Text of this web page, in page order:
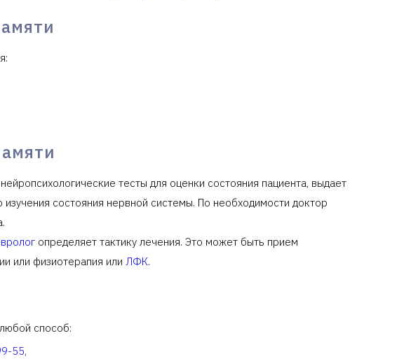
тесты для оценки состояния пациента, выдает
состояния нервной системы. По необходимости доктор
определяет тактику лечения. Это может быть прием
или физиотерапия или ЛФК.
способ:
55,